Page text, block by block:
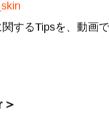
するTipsを、動画